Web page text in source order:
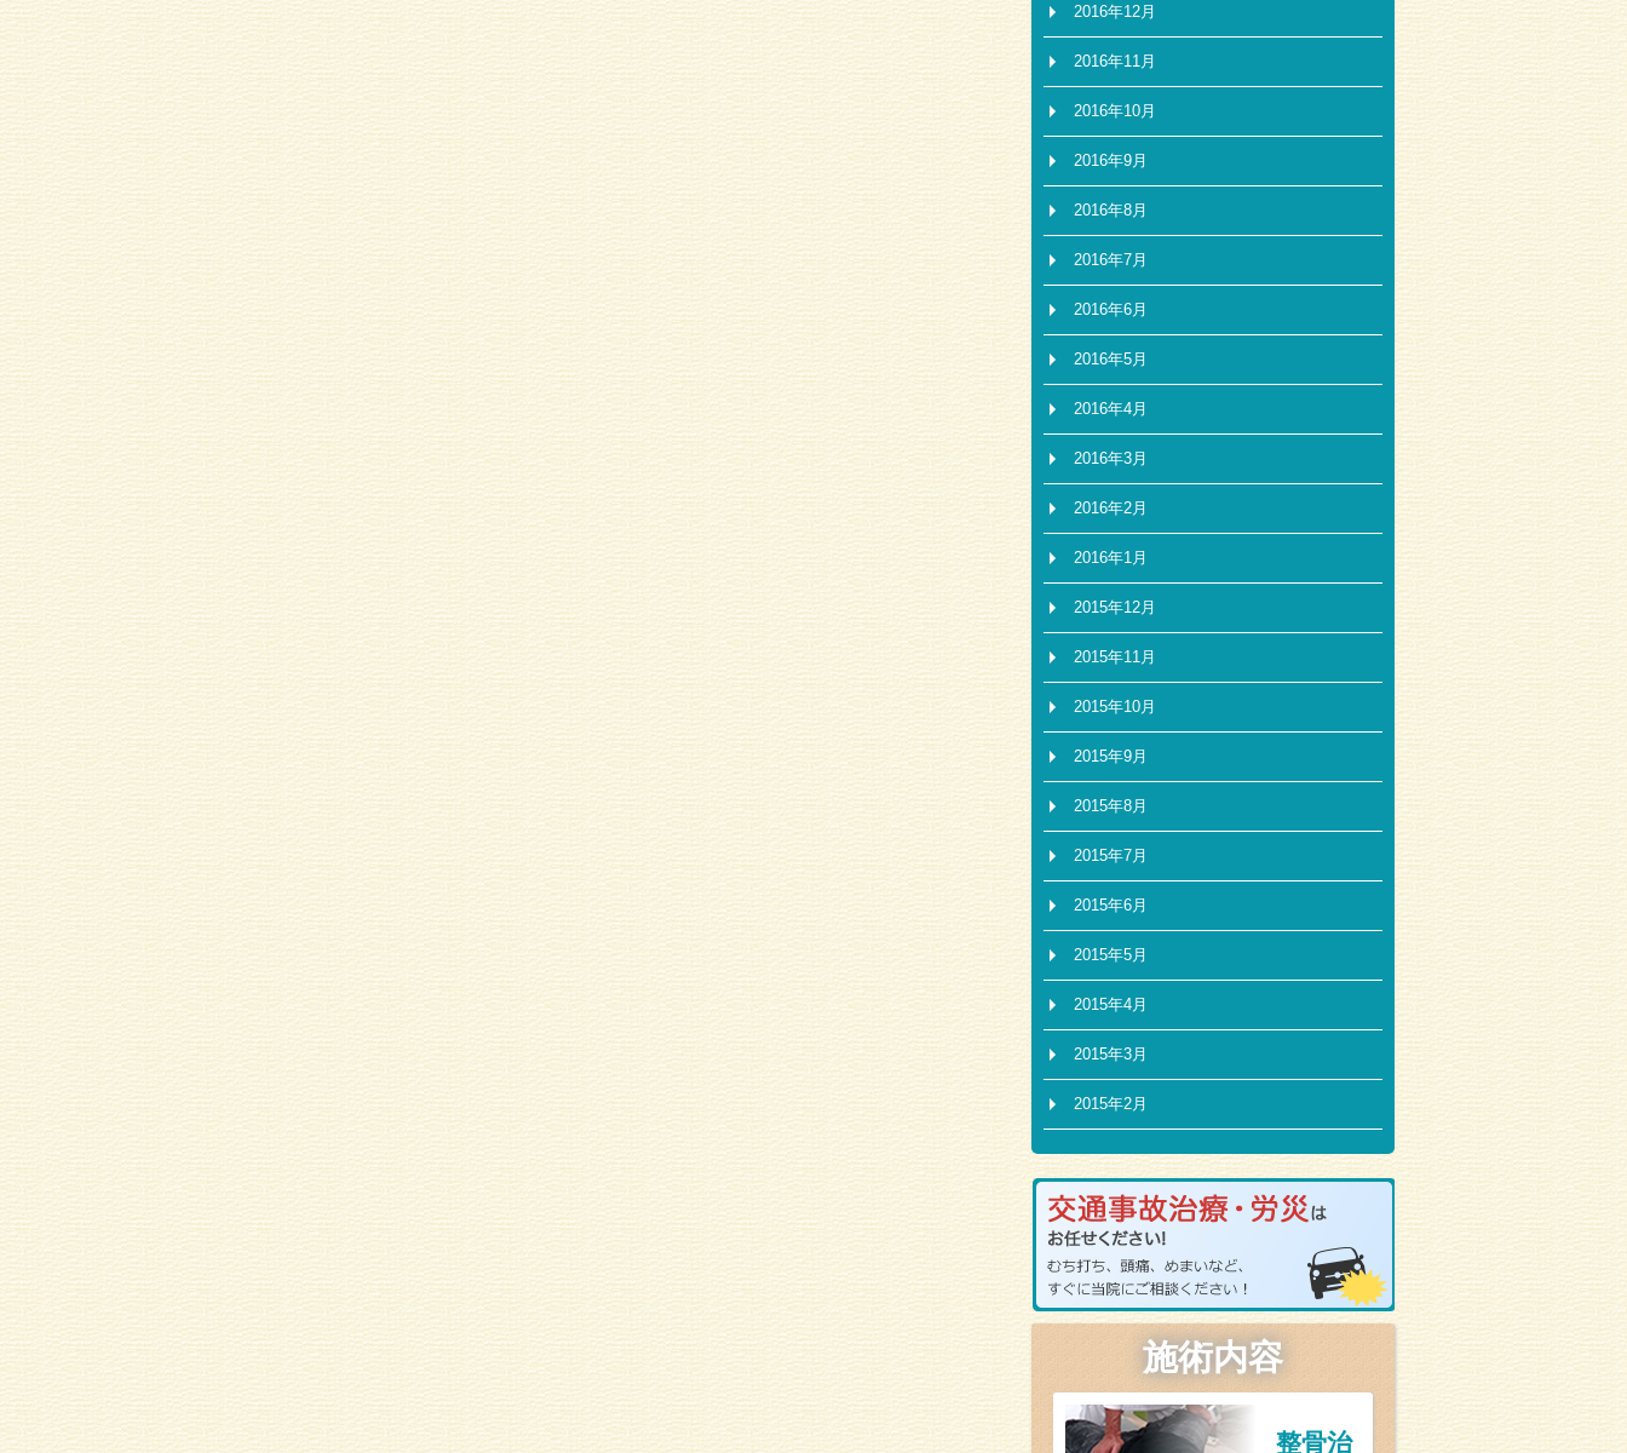
2016年12月
2016年11月
2016年10月
2016年9月
2016年8月
2016年7月
2016年6月
2016年5月
2016年4月
2016年3月
2016年2月
2016年1月
2015年12月
2015年11月
2015年10月
2015年9月
2015年8月
2015年7月
2015年6月
2015年5月
2015年4月
2015年3月
2015年2月
施術内容
整骨治